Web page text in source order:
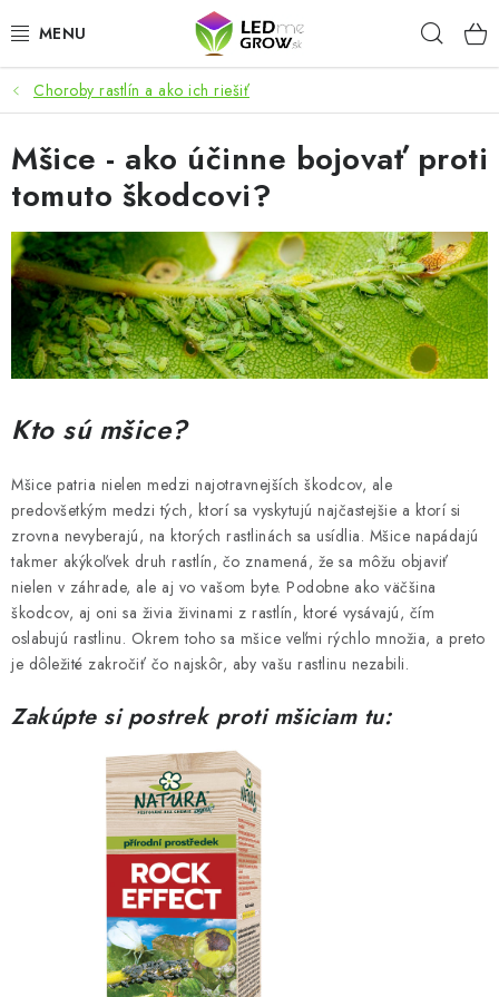
na
AKCIE
LED OSVETLENIE PRE RASTLINY
PESTOVATEĽSKÉ POTREBY
PRE AKVÁRIA
MICROGREENS
SMART GARDEN
Obchodné podmienky
Predávané značky
Kontakt
Podmienky o ochrane osobných údajov
Choroby rastlín a ako ich riešiť
Mšice - ako účinne bojovať proti
tomuto škodcovi?
Kto sú mšice?
Mšice patria nielen medzi najotravnejších škodcov, ale
predovšetkým medzi tých, ktorí sa vyskytujú najčastejšie a ktorí si
zrovna nevyberajú, na ktorých rastlinách sa usídlia. Mšice napádajú
takmer akýkoľvek druh rastlín, čo znamená, že sa môžu objaviť
nielen v záhrade, ale aj vo vašom byte. Podobne ako väčšina
škodcov, aj oni sa živia živinami z rastlín, ktoré vysávajú, čím
oslabujú rastlinu. Okrem toho sa mšice veľmi rýchlo množia, a preto
je dôležité zakročiť čo najskôr, aby vašu rastlinu nezabili.
Zakúpte si postrek proti mšiciam tu: